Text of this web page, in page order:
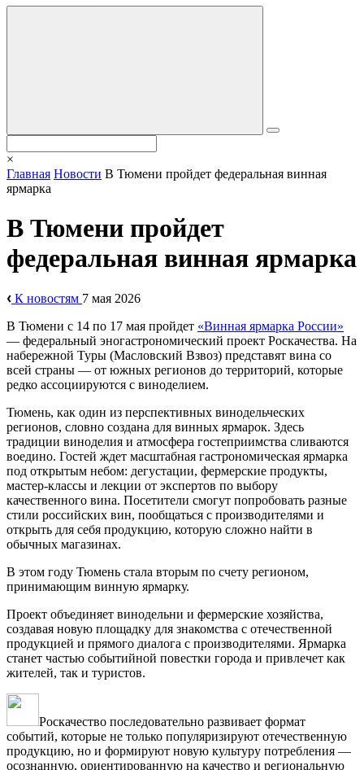
×
Главная Новости В Тюмени пройдет федеральная винная
ярмарка
В Тюмени пройдет
федеральная винная ярмарка
К новостям 7 мая 2026
В Тюмени с 14 по 17 мая пройдет «Винная ярмарка России»
— федеральный эногастрономический проект Роскачества. На
набережной Туры (Масловский Взвоз) представят вина со
всей страны — от южных регионов до территорий, которые
редко ассоциируются с виноделием.
Тюмень, как один из перспективных винодельческих
регионов, словно создана для винных ярмарок. Здесь
традиции виноделия и атмосфера гостеприимства сливаются
воедино. Гостей ждет масштабная гастрономическая ярмарка
под открытым небом: дегустации, фермерские продукты,
мастер-классы и лекции от экспертов по выбору
качественного вина. Посетители смогут попробовать разные
стили российских вин, пообщаться с производителями и
открыть для себя продукцию, которую сложно найти в
обычных магазинах.
В этом году Тюмень стала вторым по счету регионом,
принимающим винную ярмарку.
Проект объединяет винодельни и фермерские хозяйства,
создавая новую площадку для знакомства с отечественной
продукцией и прямого диалога с производителями. Ярмарка
станет частью событийной повестки города и привлечет как
жителей, так и туристов.
Роскачество последовательно развивает формат
событий, которые не только популяризируют отечественную
продукцию, но и формируют новую культуру потребления —
осознанную, ориентированную на качество и региональную